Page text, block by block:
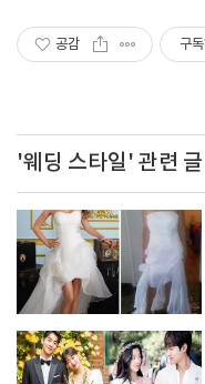
공감 구독
'웨딩 스타일' 관련 글